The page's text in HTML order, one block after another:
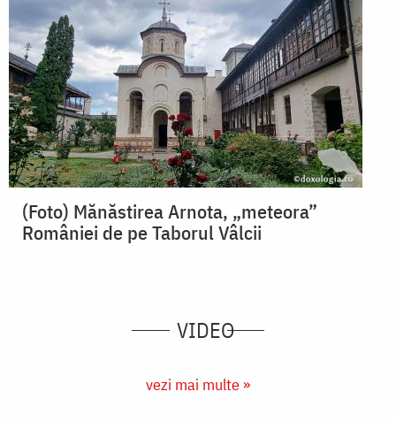
(Foto) Mănăstirea Arnota, „meteora”
României de pe Taborul Vâlcii
VIDEO
vezi mai multe »